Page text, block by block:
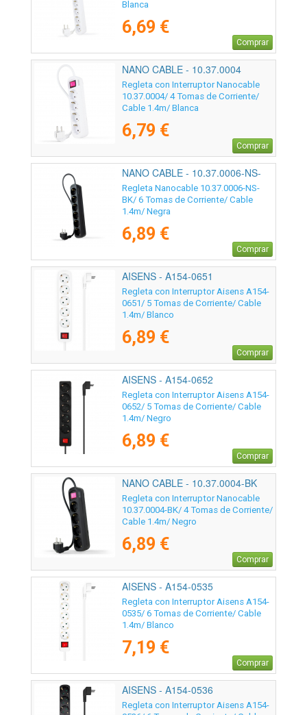
Blanca
6,69 €
Comprar
NANO CABLE - 10.37.0004
Regleta con Interruptor Nanocable
10.37.0004/ 4 Tomas de Corriente/
Cable 1.4m/ Blanca
6,79 €
Comprar
NANO CABLE - 10.37.0006-NS-
BK
Regleta Nanocable 10.37.0006-NS-
BK/ 6 Tomas de Corriente/ Cable
1.4m/ Negra
6,89 €
Comprar
AISENS - A154-0651
Regleta con Interruptor Aisens A154-
0651/ 5 Tomas de Corriente/ Cable
1.4m/ Blanco
6,89 €
Comprar
AISENS - A154-0652
Regleta con Interruptor Aisens A154-
0652/ 5 Tomas de Corriente/ Cable
1.4m/ Negro
6,89 €
Comprar
NANO CABLE - 10.37.0004-BK
Regleta con Interruptor Nanocable
10.37.0004-BK/ 4 Tomas de Corriente/
Cable 1.4m/ Negro
6,89 €
Comprar
AISENS - A154-0535
Regleta con Interruptor Aisens A154-
0535/ 6 Tomas de Corriente/ Cable
1.4m/ Blanco
7,19 €
Comprar
AISENS - A154-0536
Regleta con Interruptor Aisens A154-